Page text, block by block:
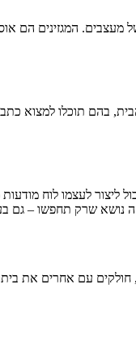
המגזינים הם
בהם תוכלו למצוא
לעצמו לוח
נושא שרק תחפשו – גם
חולקים עם אחרים את